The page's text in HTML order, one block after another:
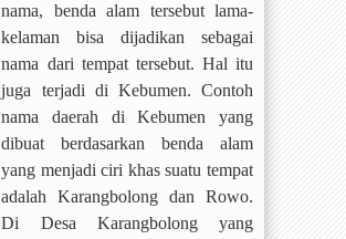
nama, benda alam tersebut lama-
kelaman bisa dijadikan sebagai
nama dari tempat tersebut. Hal itu
juga terjadi di Kebumen. Contoh
nama daerah di Kebumen yang
dibuat berdasarkan benda alam
yang menjadi ciri khas suatu tempat
adalah Karangbolong dan Rowo.
Di Desa Karangbolong yang